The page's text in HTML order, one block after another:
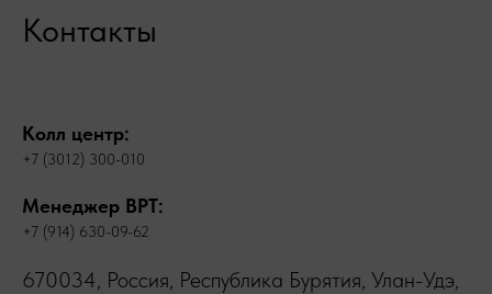
Контакты
Колл центр:
+7 (3012) 300-010
Менеджер ВРТ:
+7 (914) 630-09-62
670034, Россия, Республика Бурятия, Улан-Удэ,